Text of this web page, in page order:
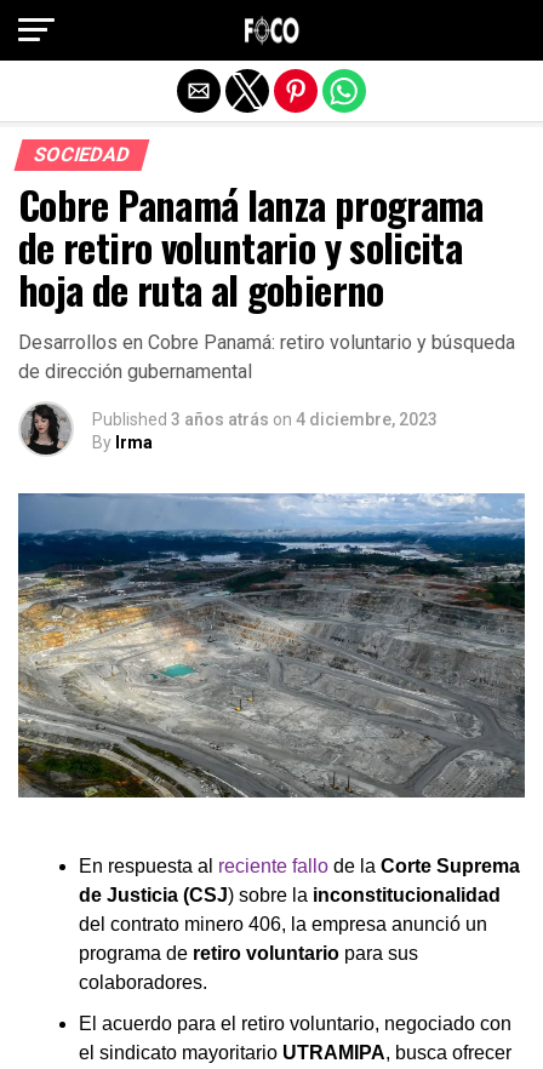
SOCIEDAD
Cobre Panamá lanza programa
de retiro voluntario y solicita
hoja de ruta al gobierno
Desarrollos en Cobre Panamá: retiro voluntario y búsqueda
de dirección gubernamental
Published 3 años atrás on 4 diciembre, 2023
By Irma
En respuesta al reciente fallo de la Corte Suprema
de Justicia (CSJ) sobre la inconstitucionalidad
del contrato minero 406, la empresa anunció un
programa de retiro voluntario para sus
colaboradores.
El acuerdo para el retiro voluntario, negociado con
el sindicato mayoritario UTRAMIPA, busca ofrecer
Salir de la versión móvil